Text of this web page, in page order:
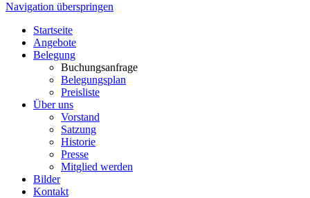
Navigation überspringen
Startseite
Angebote
Belegung
Buchungsanfrage
Belegungsplan
Preisliste
Über uns
Vorstand
Satzung
Historie
Presse
Mitglied werden
Bilder
Kontakt